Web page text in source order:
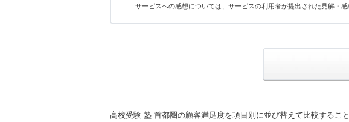
サービスへの感想については、サービスの利用者が提出された見解・
高校受験 塾 首都圏の顧客満足度を項目別に並び替えて比較すること